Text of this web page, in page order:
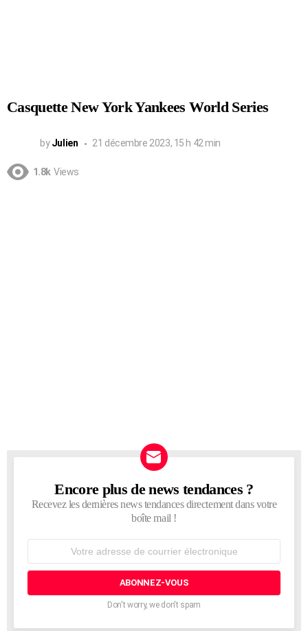
Casquette New York Yankees World Series
by Julien 21 décembre 2023, 15 h 42 min
1.8k Views
NEWSLETTER
Encore plus de news tendances ?
Recevez les dernières news tendances directement dans votre
boîte mail !
courrier
Don't worry, we don't spam